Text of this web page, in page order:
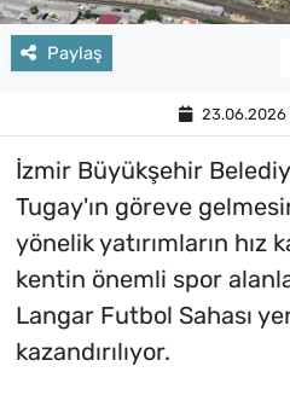
Paylaş
23.06.2026
İzmir Büyükşehir
Tugay'ın göreve
yönelik yatırımların hız
kentin önemli spor
Langar Futbol Sahası
kazandırılıyor.